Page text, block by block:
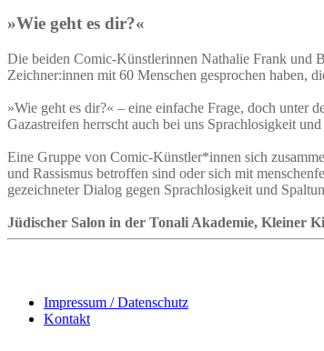
»Wie geht es dir?«
Die beiden Comic-Künstlerinnen Nathalie Frank und
Zeichner:innen mit 60 Menschen gesprochen haben,
»Wie geht es dir?« – eine einfache Frage, doch unter
Gazastreifen herrscht auch bei uns Sprachlosigkeit
Eine Gruppe von Comic-Künstler*innen sich
und Rassismus betroffen sind oder sich mit
gezeichneter Dialog gegen Sprachlosigkeit und
Jüdischer Salon in der Tonali Akademie, Kleiner
Impressum / Datenschutz
Kontakt